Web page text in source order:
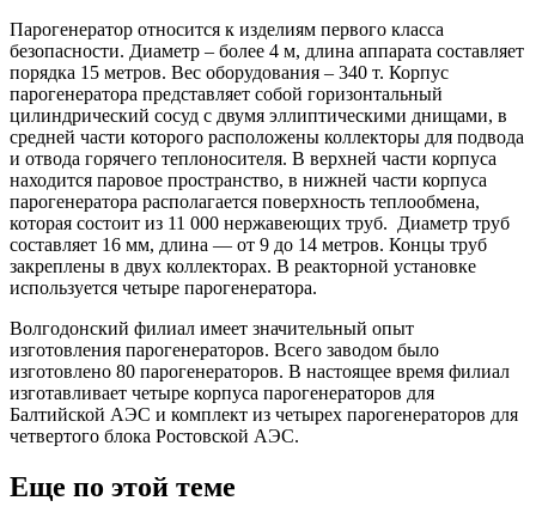
Парогенератор относится к изделиям первого класса
безопасности. Диаметр – более 4 м, длина аппарата составляет
порядка 15 метров. Вес оборудования – 340 т. Корпус
парогенератора представляет собой горизонтальный
цилиндрический сосуд с двумя эллиптическими днищами, в
средней части которого расположены коллекторы для подвода
и отвода горячего теплоносителя. В верхней части корпуса
находится паровое пространство, в нижней части корпуса
парогенератора располагается поверхность теплообмена,
которая состоит из 11 000 нержавеющих труб. Диаметр труб
составляет 16 мм, длина — от 9 до 14 метров. Концы труб
закреплены в двух коллекторах. В реакторной установке
используется четыре парогенератора.
Волгодонский филиал имеет значительный опыт
изготовления парогенераторов. Всего заводом было
изготовлено 80 парогенераторов. В настоящее время филиал
изготавливает четыре корпуса парогенераторов для
Балтийской АЭС и комплект из четырех парогенераторов для
четвертого блока Ростовской АЭС.
Еще по этой теме